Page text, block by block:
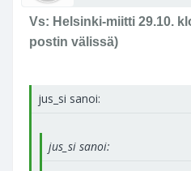
Vs: Helsinki-miitti 29.10.
postin välissä)
jus_si sanoi:
jus_si sanoi: